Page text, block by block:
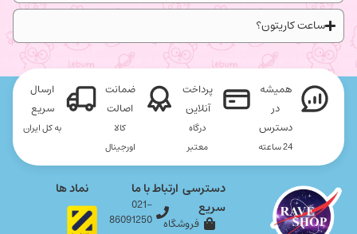
ساعت کاریتون؟
همیشه
در
دسترس
24 ساعته
پرداخت
آنلاین
درگاه
معتبر
ضمانت
اصالت
کالا
اورجینال
ارسال
سریع
به کل ایران
دسترسی
سریع
فروشگاه
ارتباط با ما
021-
86091250
نماد ها